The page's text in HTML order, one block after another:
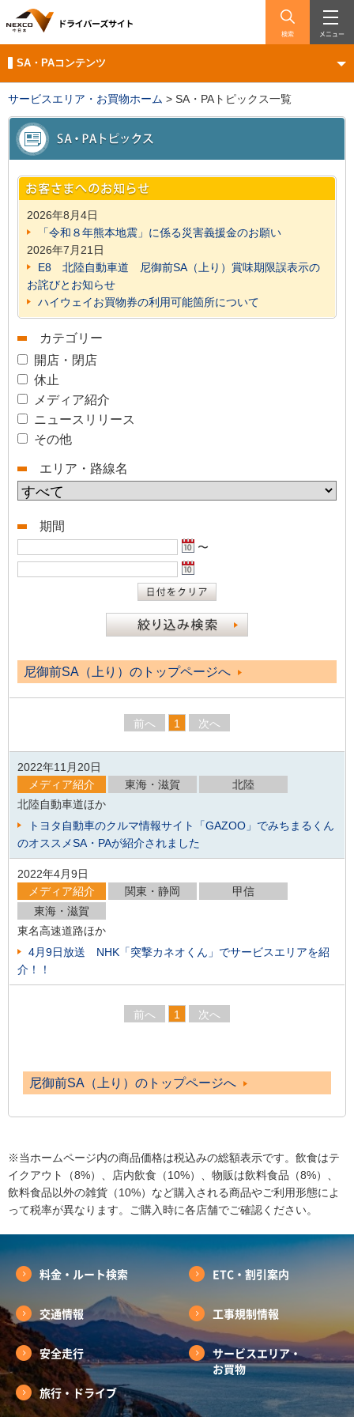
検索 メニュー
SA・PAコンテンツ
サービスエリア・お買物ホーム > SA・PAトピックス一覧
2026年8月4日
「令和８年熊本地震」に係る災害義援金のお願い
2026年7月21日
E8 北陸自動車道 尼御前SA（上り）賞味期限誤表示の
お詫びとお知らせ
ハイウェイお買物券の利用可能箇所について
カテゴリー
開店・閉店
休止
メディア紹介
ニュースリリース
その他
エリア・路線名
期間
〜
尼御前SA（上り）のトップページへ
前へ 1 次へ
2022年11月20日
メディア紹介
東海・滋賀
北陸
北陸自動車道ほか
トヨタ自動車のクルマ情報サイト「GAZOO」でみちまるくん
のオススメSA・PAが紹介されました
2022年4月9日
メディア紹介
関東・静岡
甲信
東海・滋賀
東名高速道路ほか
4月9日放送 NHK「突撃カネオくん」でサービスエリアを紹
介！！
前へ 1 次へ
尼御前SA（上り）のトップページへ
※当ホームページ内の商品価格は税込みの総額表示です。飲食はテ
イクアウト（8%）、店内飲食（10%）、物販は飲料食品（8%）、
飲料食品以外の雑貨（10%）など購入される商品やご利用形態によ
って税率が異なります。ご購入時に各店舗でご確認ください。
料金・ルート検索 ETC・割引案内
交通情報 工事規制情報
安全走行
サービスエリア・
お買物
旅行・ドライブ